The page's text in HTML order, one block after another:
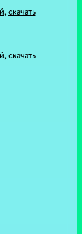
, скачать
, скачать